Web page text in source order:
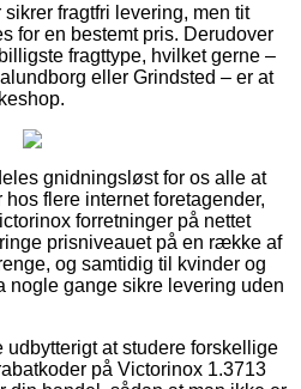
fragtfri levering, men tit
for en bestemt pris. Derudover
fragttype, hvilket gerne –
eller Grindsted – er at
gnidningsløst for os alle at
flere internet foretagender,
forretninger på nettet
prisniveauet på en række af
og samtidig til kvinder og
nogle gange sikre levering uden
at studere forskellige
på Victorinox 1.3713